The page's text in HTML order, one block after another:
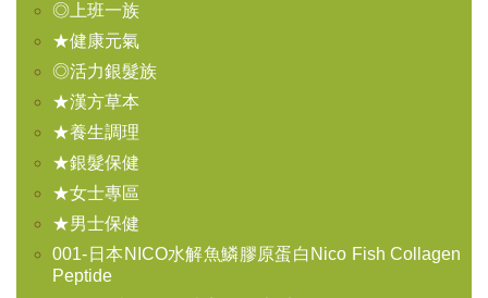
◎上班一族
★健康元氣
◎活力銀髮族
★漢方草本
★養生調理
★銀髮保健
★女士專區
★男士保健
001-日本NICO水解魚鱗膠原蛋白Nico Fish Collagen
Peptide